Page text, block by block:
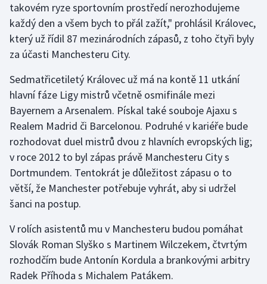
Krasobruslení
Lezení
Lyže a snowboard
Moderní pětiboj
Olympijské hry
Parasport
Plážový volejbal
Ragby
takovém ryze sportovním prostředí nerozhodujeme
každý den a všem bych to přál zažít," prohlásil Královec,
který už řídil 87 mezinárodních zápasů, z toho čtyři byly
za účasti Manchesteru City.
Sedmatřicetiletý Královec už má na kontě 11 utkání
hlavní fáze Ligy mistrů včetně osmifinále mezi
Bayernem a Arsenalem. Pískal také souboje Ajaxu s
Realem Madrid či Barcelonou. Podruhé v kariéře bude
rozhodovat duel mistrů dvou z hlavních evropských lig;
v roce 2012 to byl zápas právě Manchesteru City s
Dortmundem. Tentokrát je důležitost zápasu o to
větší, že Manchester potřebuje vyhrát, aby si udržel
šanci na postup.
V rolích asistentů mu v Manchesteru budou pomáhat
Slovák Roman Slyško s Martinem Wilczekem, čtvrtým
rozhodčím bude Antonín Kordula a brankovými arbitry
Radek Příhoda s Michalem Patákem.